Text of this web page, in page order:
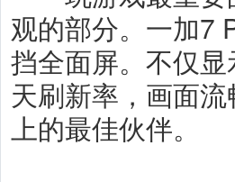
观的部分。一加7
挡全面屏。不仅
天刷新率，画面
上的最佳伙伴。